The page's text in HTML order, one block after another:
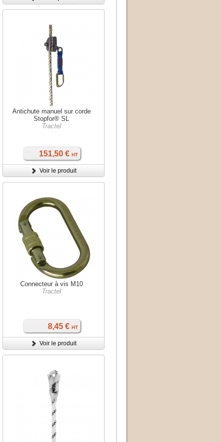
Antichute manuel sur corde
Stopfor® SL
Tractel
151,50 € HT
Voir le produit
Connecteur à vis M10
Tractel
8,45 € HT
Voir le produit